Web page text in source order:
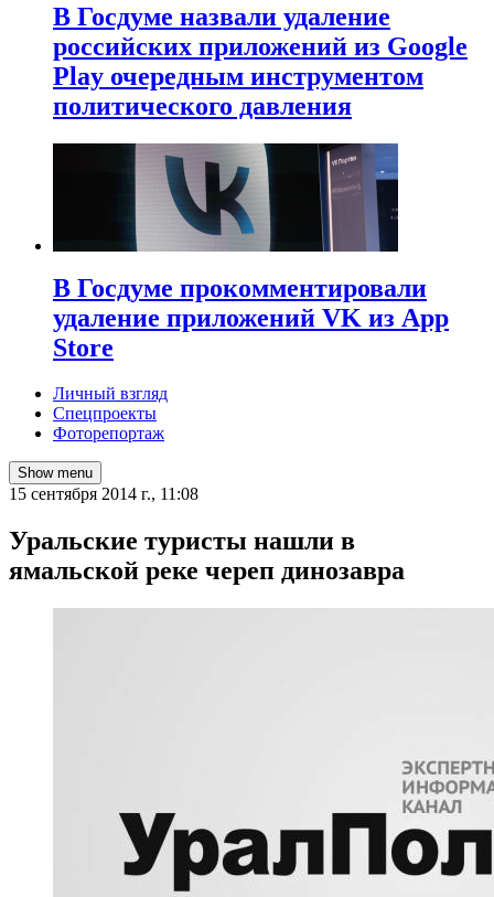
В Госдуме назвали удаление
российских приложений из Google
Play очередным инструментом
политического давления
В Госдуме прокомментировали
удаление приложений VK из App
Store
Личный взгляд
Спецпроекты
Фоторепортаж
Show menu
15 сентября 2014 г., 11:08
Уральские туристы нашли в
ямальской реке череп динозавра